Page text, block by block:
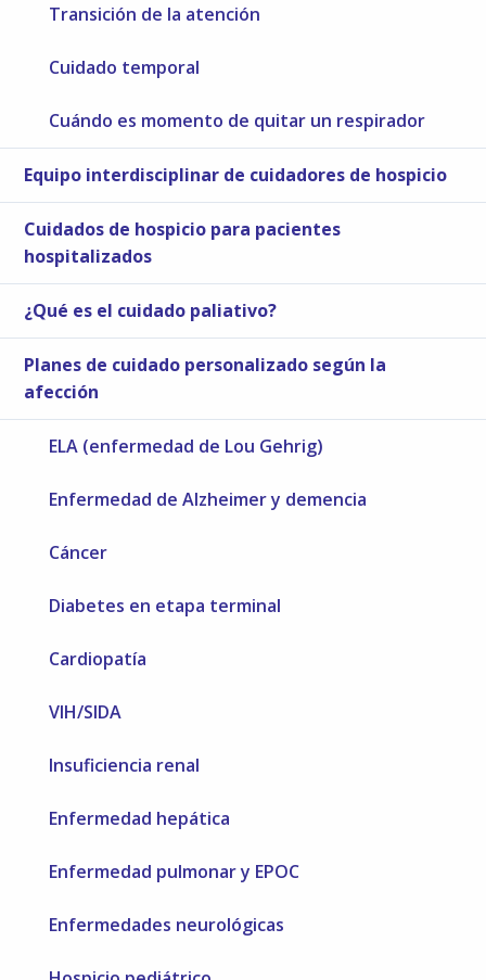
Transición de la atención
Cuidado temporal
Cuándo es momento de quitar un respirador
Equipo interdisciplinar de cuidadores de hospicio
Cuidados de hospicio para pacientes
hospitalizados
¿Qué es el cuidado paliativo?
Planes de cuidado personalizado según la
afección
ELA (enfermedad de Lou Gehrig)
Enfermedad de Alzheimer y demencia
Cáncer
Diabetes en etapa terminal
Cardiopatía
VIH/SIDA
Insuficiencia renal
Enfermedad hepática
Enfermedad pulmonar y EPOC
Enfermedades neurológicas